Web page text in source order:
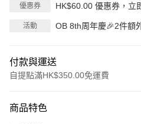
優惠券 HK$60.00 優惠券，立
活動 OB 8th周年慶🎉2件額
付款與運送
自提點滿HK$350.00免運費
信用卡
商品特色